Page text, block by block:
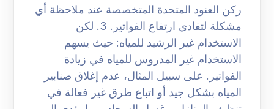
ركن العنود المتحدة المتخصصة عند ملاحظة أي
مشكلة لتفادي ارتفاع الفواتير. 3. لكن
الاستخدام غير الرشيد للمياه: حيث يسهم
الاستخدام غير المدروس للمياه في زيادة
الفواتير. على سبيل المثال، عدم إغلاق صنابير
المياه بشكل جيد أو اتباع طرق غير فعالة في